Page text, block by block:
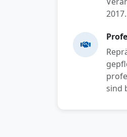
2017.
sind